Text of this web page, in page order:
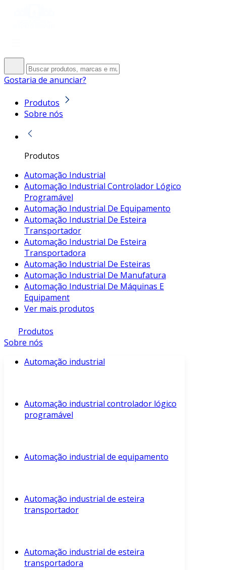
Gostaria de anunciar?
Produtos
Sobre nós
Produtos
Automação Industrial
Automação Industrial Controlador Lógico
Programável
Automação Industrial De Equipamento
Automação Industrial De Esteira
Transportador
Automação Industrial De Esteira
Transportadora
Automação Industrial De Esteiras
Automação Industrial De Manufatura
Automação Industrial De Máquinas E
Equipament
Ver mais produtos
Produtos
Sobre nós
Automação industrial
Automação industrial controlador lógico
programável
Automação industrial de equipamento
Automação industrial de esteira
transportador
Automação industrial de esteira
transportadora